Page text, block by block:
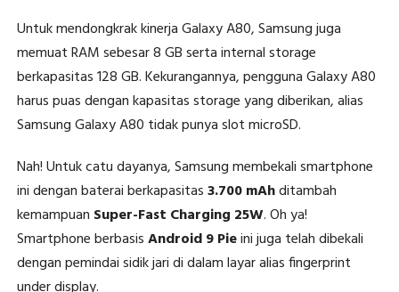
Untuk mendongkrak kinerja Galaxy A80, Samsung juga
memuat RAM sebesar 8 GB serta internal storage
berkapasitas 128 GB. Kekurangannya, pengguna Galaxy A80
harus puas dengan kapasitas storage yang diberikan, alias
Samsung Galaxy A80 tidak punya slot microSD.
Nah! Untuk catu dayanya, Samsung membekali smartphone
ini dengan baterai berkapasitas3.700 mAhditambah
kemampuan Super-Fast Charging 25W. Oh ya!
Smartphone berbasisAndroid 9 Pieini juga telah dibekali
dengan pemindai sidik jari di dalam layar alias fingerprint